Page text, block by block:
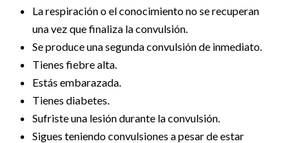
La respiración o el conocimiento no se recuperan
una vez que finaliza la convulsión.
Se produce una segunda convulsión de inmediato.
Tienes fiebre alta.
Estás embarazada.
Tienes diabetes.
Sufriste una lesión durante la convulsión.
Sigues teniendo convulsiones a pesar de estar